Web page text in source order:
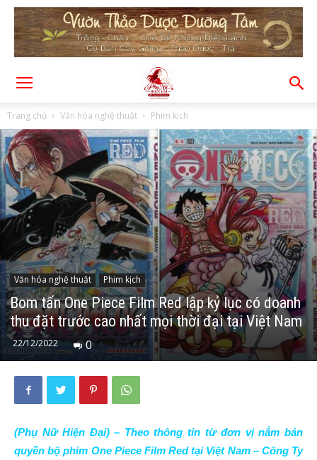
Trang chủ Văn hóa nghệ thuật Phim kịch
Văn hóa nghệ thuật Phim kịch
Bom tấn One Piece Film Red lập kỷ lục có doanh
thu đặt trước cao nhất mọi thời đại tại Việt Nam
22/12/2022 0
(Phụ Nữ Hiện Đại) – Theo thông tin từ đơn vị nắm bản
quyền bộ phim One Piece Film Red tại Việt Nam – Công Ty